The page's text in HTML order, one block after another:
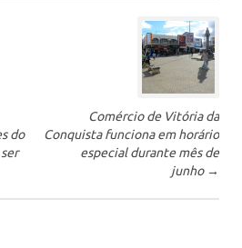
do
Comércio de Vitória da
Conquista funciona em horário
especial durante mês de
junho →